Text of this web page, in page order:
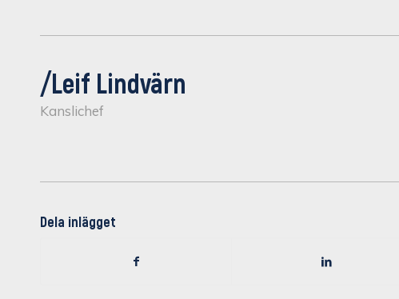
/Leif Lindvärn
Kanslichef
Dela inlägget